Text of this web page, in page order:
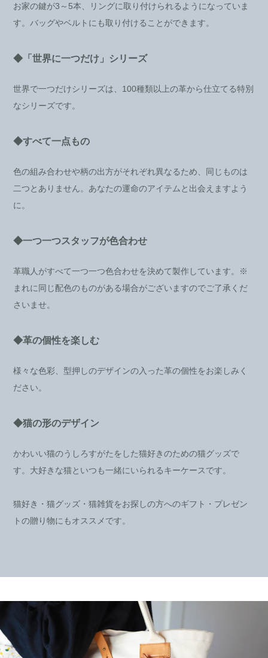
お家の鍵が3～5本、リングに取り付けられるようになっていま
す。バッグやベルトにも取り付けることができます。
◆「世界に一つだけ」シリーズ
世界で一つだけシリーズは、100種類以上の革から仕立てる特別
なシリーズです。
◆すべて一点もの
色の組み合わせや柄の出方がそれぞれ異なるため、同じものは
二つとありません。あなたの運命のアイテムと出会えますよう
に。
◆一つ一つスタッフが色合わせ
革職人がすべて一つ一つ色合わせを決めて製作しています。※
まれに同じ配色のものがある場合がございますのでご了承くだ
さいませ。
◆革の個性を楽しむ
様々な色彩、型押しのデザインの入った革の個性をお楽しみく
ださい。
◆猫の形のデザイン
かわいい猫のうしろすがたをした猫好きのための猫グッズで
す。大好きな猫といつも一緒にいられるキーケースです。
猫好き・猫グッズ・猫雑貨をお探しの方へのギフト・プレゼン
トの贈り物にもオススメです。